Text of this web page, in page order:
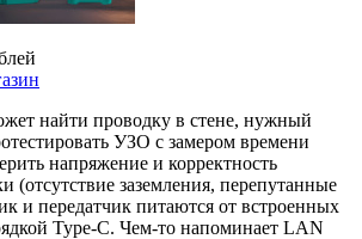
найти проводку в стене, нужный
УЗО с замером времени
напряжение и корректность
(отсутствие заземления, перепутанные
и передатчик питаются от встроенных
Type-C. Чем-то напоминает LAN